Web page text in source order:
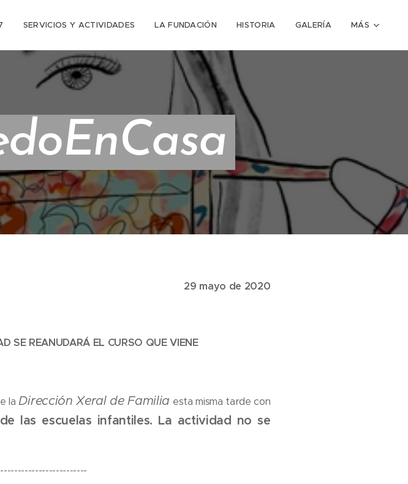
SERVICIOS Y ACTIVIDADES LA FUNDACIÓN HISTORIA GALERÍA MÁS
29 mayo de 2020
SE REANUDARÁ EL CURSO QUE VIENE
la Dirección Xeral de Familia esta misma tarde con
las escuelas infantiles. La actividad no se